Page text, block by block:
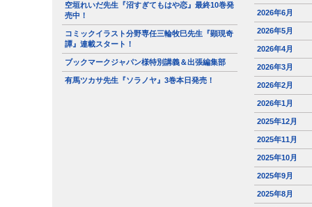
空垣れいだ先生『沼すぎてもはや恋』最終10巻発
売中！
コミックイラスト分野専任三輪牧巳先生『顕現奇
譚』連載スタート！
ブックマークジャパン様特別講義＆出張編集部
有馬ツカサ先生『ソラノヤ』3巻本日発売！
2026年6月
2026年5月
2026年4月
2026年3月
2026年2月
2026年1月
2025年12月
2025年11月
2025年10月
2025年9月
2025年8月